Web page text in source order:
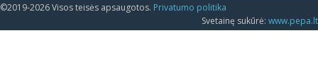
©2019-2026 Visos teisės apsaugotos. Privatumo politika
Svetainę sukūrė: www.pepa.lt